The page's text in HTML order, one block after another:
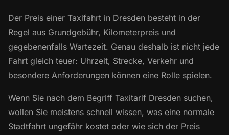
Der Preis einer Taxifahrt in Dresden besteht in der
Regel aus Grundgebühr, Kilometerpreis und
gegebenenfalls Wartezeit. Genau deshalb ist nicht jede
Fahrt gleich teuer: Uhrzeit, Strecke, Verkehr und
besondere Anforderungen können eine Rolle spielen.
Wenn Sie nach dem Begriff Taxitarif Dresden suchen,
wollen Sie meistens schnell wissen, was eine normale
Stadtfahrt ungefähr kostet oder wie sich der Preis